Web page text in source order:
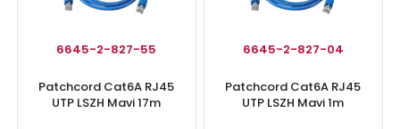
6645-2-827-55
Patchcord Cat6A RJ45
UTP LSZH Mavi 17m
6645-2-827-04
Patchcord Cat6A RJ45
UTP LSZH Mavi 1m